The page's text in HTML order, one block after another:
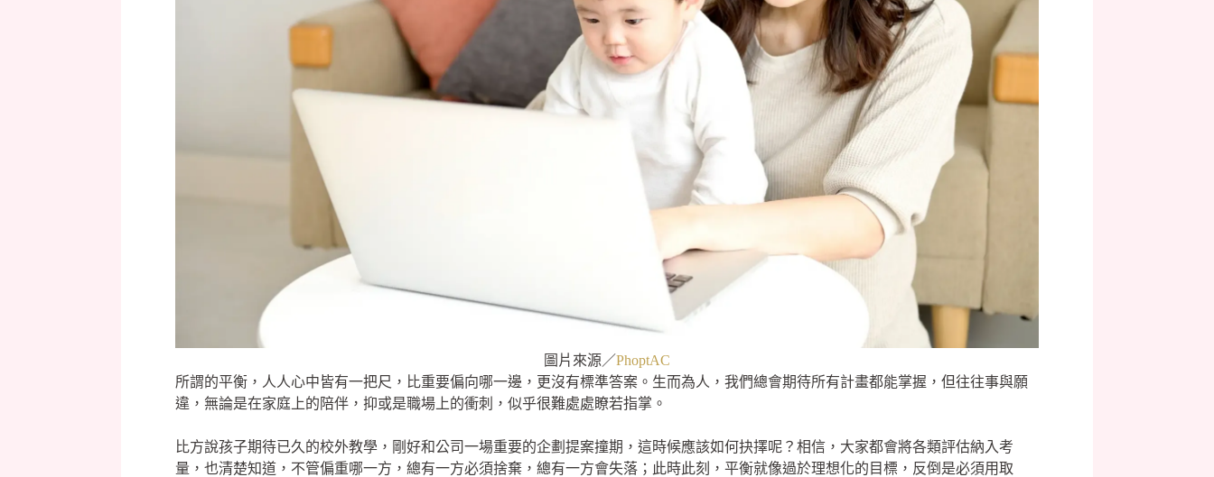
圖片來源／PhoptAC
所謂的平衡，人人心中皆有一把尺，比重要偏向哪一邊，更沒有標準答案。生而為人，我們總會期待所有計畫都能掌握，但往往事與願
違，無論是在家庭上的陪伴，抑或是職場上的衝刺，似乎很難處處瞭若指掌。
比方說孩子期待已久的校外教學，剛好和公司一場重要的企劃提案撞期，這時候應該如何抉擇呢？相信，大家都會將各類評估納入考
量，也清楚知道，不管偏重哪一方，總有一方必須捨棄，總有一方會失落；此時此刻，平衡就像過於理想化的目標，反倒是必須用取